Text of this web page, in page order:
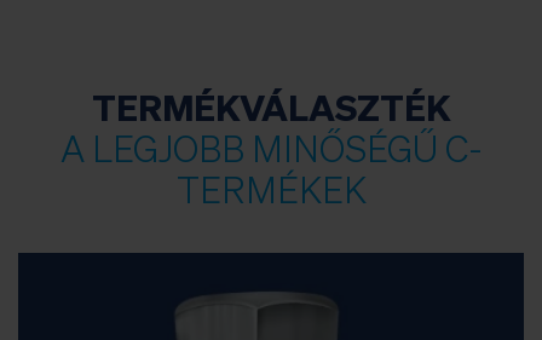
TERMÉKVÁLASZTÉK
A LEGJOBB MINŐSÉGŰ C-
TERMÉKEK